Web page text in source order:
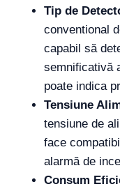
Tip de
conventional
capabil să
semnificativă
poate indica
Tensiune
tensiune de
face
alarmă de
Consum